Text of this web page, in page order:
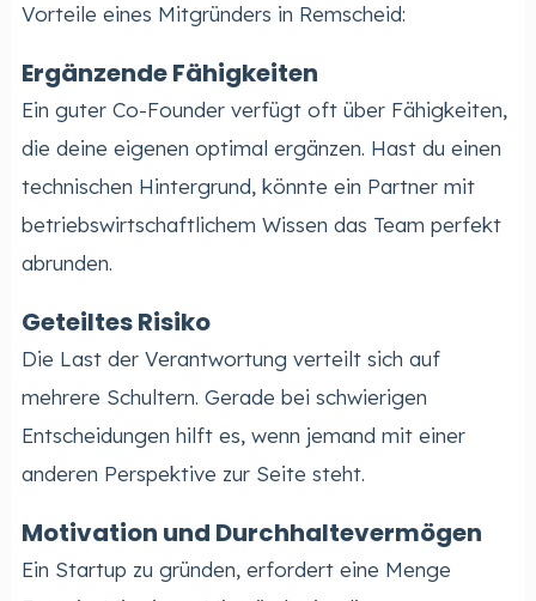
Vorteile eines Mitgründers in Remscheid:
Ergänzende Fähigkeiten
Ein guter Co-Founder verfügt oft über Fähigkeiten,
die deine eigenen optimal ergänzen. Hast du einen
technischen Hintergrund, könnte ein Partner mit
betriebswirtschaftlichem Wissen das Team perfekt
abrunden.
Geteiltes Risiko
Die Last der Verantwortung verteilt sich auf
mehrere Schultern. Gerade bei schwierigen
Entscheidungen hilft es, wenn jemand mit einer
anderen Perspektive zur Seite steht.
Motivation und Durchhaltevermögen
Ein Startup zu gründen, erfordert eine Menge